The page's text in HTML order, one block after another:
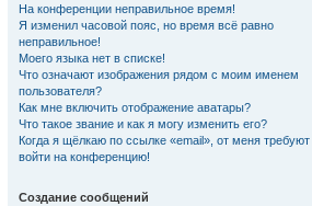
На конференции неправильное время!
Я изменил часовой пояс, но время всё равно
неправильное!
Моего языка нет в списке!
Что означают изображения рядом с моим именем
пользователя?
Как мне включить отображение аватары?
Что такое звание и как я могу изменить его?
Когда я щёлкаю по ссылке «email», от меня требуют
войти на конференцию!
Создание сообщений